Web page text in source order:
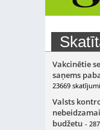
Vakcinētie
saņems
23669 skatījumi
Valsts
budžetu -